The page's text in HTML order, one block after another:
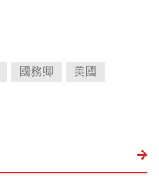
國務卿
美國